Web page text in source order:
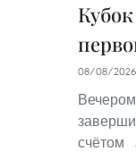
08/08/2026
счётом